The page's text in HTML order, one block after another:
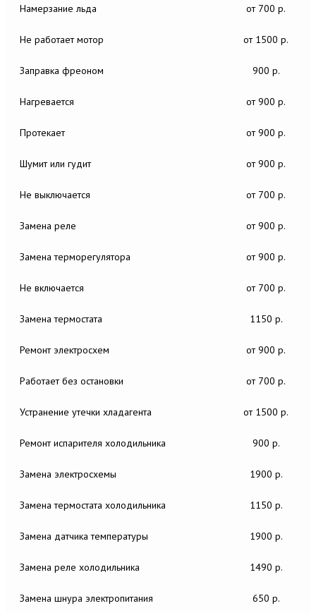
Намерзание льда от 700 р.
Не работает мотор от 1500 р.
Заправка фреоном 900 р.
Нагревается от 900 р.
Протекает от 900 р.
Шумит или гудит от 900 р.
Не выключается от 700 р.
Замена реле от 900 р.
Замена терморегулятора от 900 р.
Не включается от 700 р.
Замена термостата 1150 р.
Ремонт электросхем от 900 р.
Работает без остановки от 700 р.
Устранение утечки хладагента от 1500 р.
Ремонт испарителя холодильника 900 р.
Замена электросхемы 1900 р.
Замена термостата холодильника 1150 р.
Замена датчика температуры 1900 р.
Замена реле холодильника 1490 р.
Замена шнура электропитания 650 р.